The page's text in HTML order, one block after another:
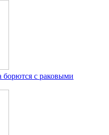
борются с раковыми